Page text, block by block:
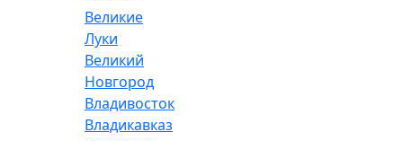
Великие
Луки
Великий
Новгород
Владивосток
Владикавказ